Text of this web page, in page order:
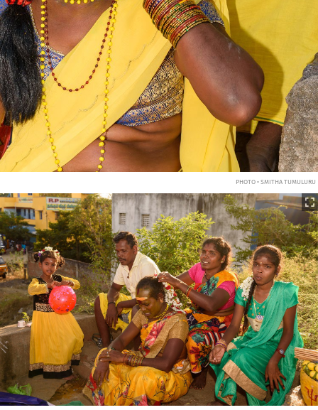
PHOTO • SMITHA TUMULURU